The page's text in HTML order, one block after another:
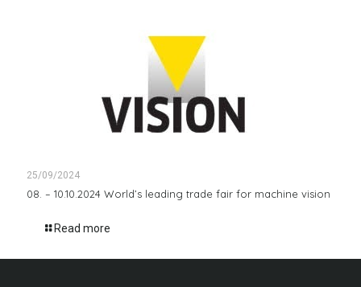
25/09/2024
08. – 10.10.2024 World’s leading trade fair for machine vision
Read more